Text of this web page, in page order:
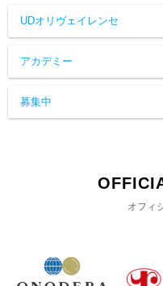
UDオリヴェイレンセ
アカデミー
募集中
オフィ